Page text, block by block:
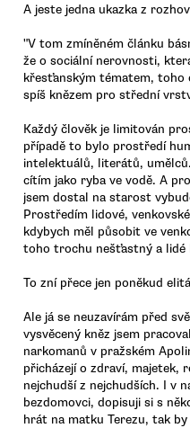
A jeste jedna ukazka z
"V tom zmíněném článku
že o sociální nerovnosti,
křesťanským tématem, toho
spíš knězem pro střední
Každý člověk je limitován
případě to bylo prostředí
intelektuálů, literátů,
cítím jako ryba ve vodě. A
jsem dostal na starost
Prostředím lidové,
kdybych měl působit ve
toho trochu nešťastný a lidé
To zní přece jen poněkud
Ale já se neuzavírám před
vysvěcený kněz jsem
narkomanů v pražském
přicházejí o zdraví, majetek,
nejchudší z nejchudších. I v
bezdomovci, dopisuji si s
hrát na matku Terezu, tak